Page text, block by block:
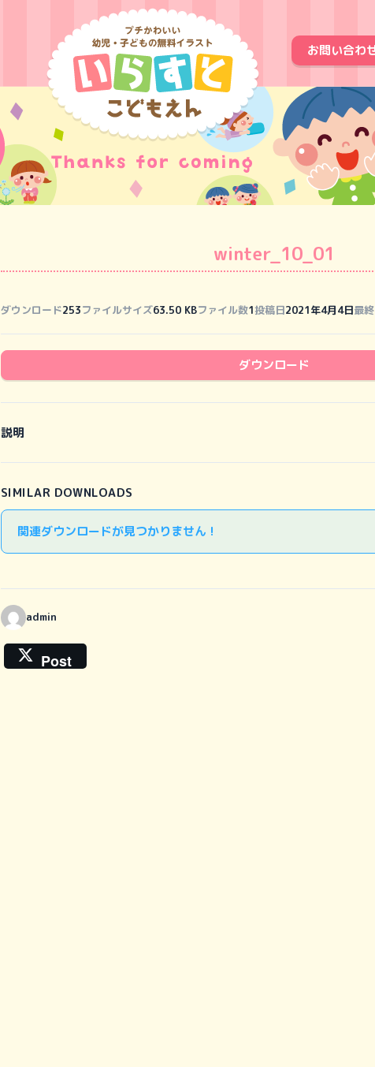
お問い合わ
winter_10_01
ダウンロード253ファイルサイズ63.50 KBファイル数1投稿日2021年4月4日最
ダウンロード
説明
SIMILAR DOWNLOADS
関連ダウンロードが見つかりません !
admin
Post